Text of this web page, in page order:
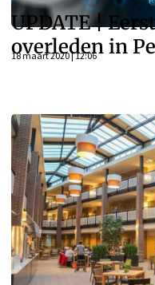
UPDATE |
overleden in
18 maart 2020 | 12:06